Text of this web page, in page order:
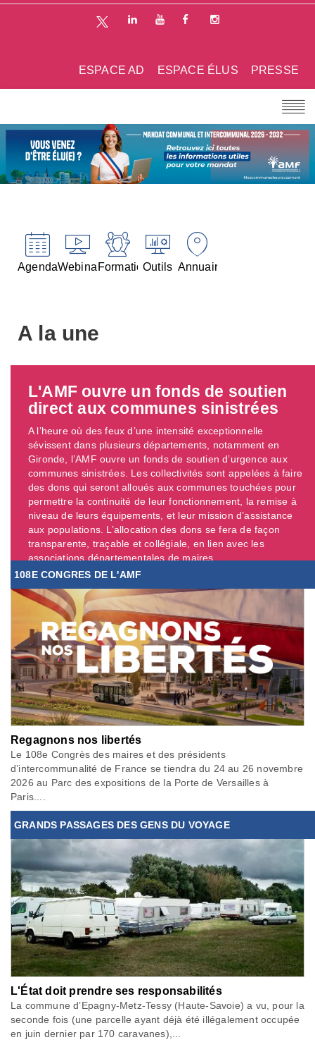
PRESSE
ESPACE ÉLUS
ESPACE AD
AgendaWebinairesFormationsOutils Annuaires
A la une
L'AMF ouvre un fonds de soutien
direct aux communes sinistrées
A l’heure où des feux d’une intensité exceptionnelle
sévissent dans plusieurs départements, notamment en
Gironde, l’AMF ouvre un fonds de soutien d’urgence aux
communes sinistrées. Les collectivités sont appelées à faire
des dons qui seront alloués aux communes touchées pour
permettre la continuité de leur fonctionnement, la remise à
niveau de leurs équipements, et leur mission d’assistance
aux populations. L’allocation des dons se fera de façon
transparente, traçable et collégiale, en lien avec les
associations départementales de maires. ...
108E CONGRES DE L'AMF
Regagnons nos libertés
Le 108e Congrès des maires et des présidents
d’intercommunalité de France se tiendra du 24 au 26 novembre
2026 au Parc des expositions de la Porte de Versailles à
Paris....
GRANDS PASSAGES DES GENS DU VOYAGE
L'État doit prendre ses responsabilités
La commune d’Epagny-Metz-Tessy (Haute-Savoie) a vu, pour la
seconde fois (une parcelle ayant déjà été illégalement occupée
en juin dernier par 170 caravanes),...